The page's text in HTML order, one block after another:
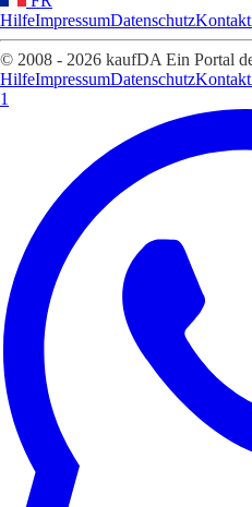
HilfeImpressumDatenschutzKontakt
© 2008 - 2026 kaufDA Ein Portal
HilfeImpressumDatenschutzKontakt
1